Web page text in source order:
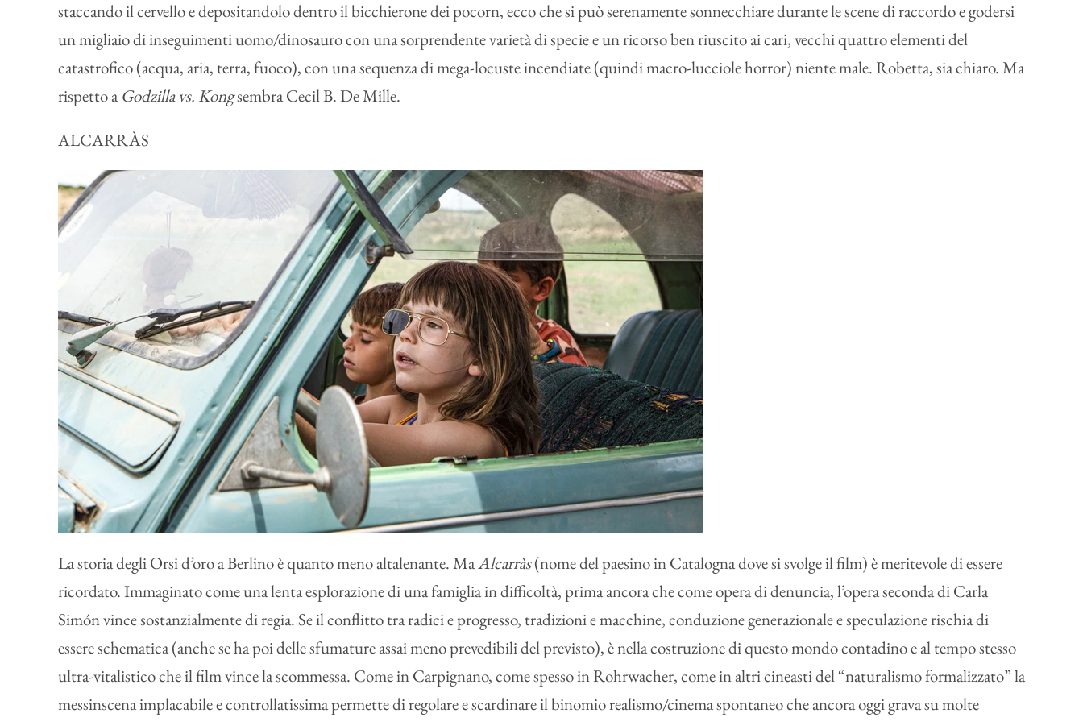
staccando il cervello e depositandolo dentro il bicchierone dei pocorn, ecco che si può serenamente sonnecchiare durante le scene di raccordo e godersi
un migliaio di inseguimenti uomo/dinosauro con una sorprendente varietà di specie e un ricorso ben riuscito ai cari, vecchi quattro elementi del
catastrofico (acqua, aria, terra, fuoco), con una sequenza di mega-locuste incendiate (quindi macro-lucciole horror) niente male. Robetta, sia chiaro. Ma
rispetto aGodzilla vs. Kongsembra Cecil B. De Mille.
ALCARRÀS
La storia degli Orsi d’oro a Berlino è quanto meno altalenante. MaAlcarràs(nome del paesino in Catalogna dove si svolge il film) è meritevole di essere
ricordato. Immaginato come una lenta esplorazione di una famiglia in difficoltà, prima ancora che come opera di denuncia, l’opera seconda di Carla
Simón vince sostanzialmente di regia. Se il conflitto tra radici e progresso, tradizioni e macchine, conduzione generazionale e speculazione rischia di
essere schematica (anche se ha poi delle sfumature assai meno prevedibili del previsto), è nella costruzione di questo mondo contadino e al tempo stesso
ultra-vitalistico che il film vince la scommessa. Come in Carpignano, come spesso in Rohrwacher, come in altri cineasti del “naturalismo formalizzato” la
messinscena implacabile e controllatissima permette di regolare e scardinare il binomio realismo/cinema spontaneo che ancora oggi grava su molte